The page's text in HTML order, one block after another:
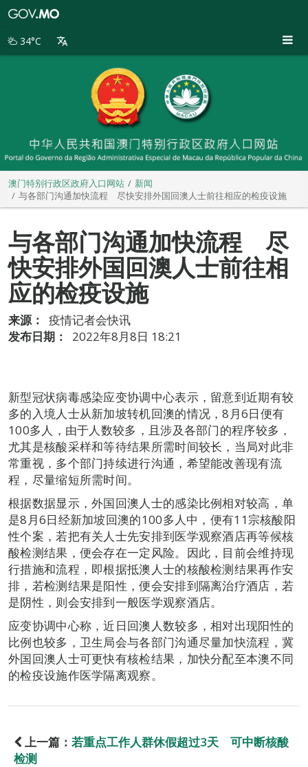
别
34°C
澳门特别行政区政府入口网站
新闻
与各部门沟通加快流程 尽快安排外国回澳人士前往相应的检疫设施
与各部门沟通加快流程 尽
快安排外国回澳人士前往相
应的检疫设施
来源：
疫情记者会快讯
发布日期：
2022年8月8日 18:21
新型冠状病毒感染应变协调中心表示，留意到近期有较
多的入境人士从新加坡转机回澳的情况，8月6日便有
100多人，由于人数较多，且涉及各部门的程序较多，
尤其是核酸采样和等待结果所需时间较长，当局对此非
常重视，多个部门持续进行沟通，希望能改善现有流
程，尽量缩短所需时间。
根据数据显示，外国回澳人士的感染比例相对较高，单
是8月6日经新加坡回澳的100多人中，便有11宗核酸阳
性个案，若把有关人士先安排到医学观察酒店再等候核
酸检测结果，便会存在一定风险。因此，目前会维持现
行措施和流程，即根据抵澳人士的核酸检测结果再作安
排，若检测结果是阳性，便会安排到隔离治疗酒店，若
是阴性，则会安排到一般医学观察酒店。
应变协调中心称，近日回澳人数较多，相对出现阳性的
比例也较多，卫生局会与各部门沟通尽量加快流程，冀
外国回澳人士可更快有核检结果，加快分配至本澳不同
的检疫设施作医学隔离观察。
上一篇： 若重点工作人群休假超过3天 可中断核酸
检测